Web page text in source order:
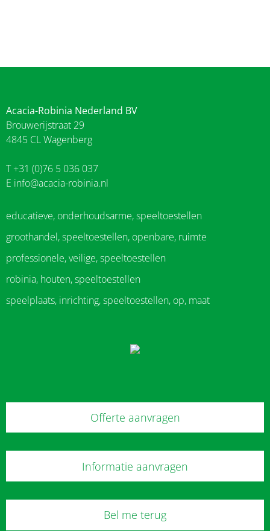
Acacia-Robinia Nederland BV
Brouwerijstraat 29
4845 CL Wagenberg
T +31 (0)76 5 036 037
E info@acacia-robinia.nl
educatieve, onderhoudsarme, speeltoestellen
groothandel, speeltoestellen, openbare, ruimte
professionele, veilige, speeltoestellen
robinia, houten, speeltoestellen
speelplaats, inrichting, speeltoestellen, op, maat
Offerte aanvragen
Informatie aanvragen
Bel me terug